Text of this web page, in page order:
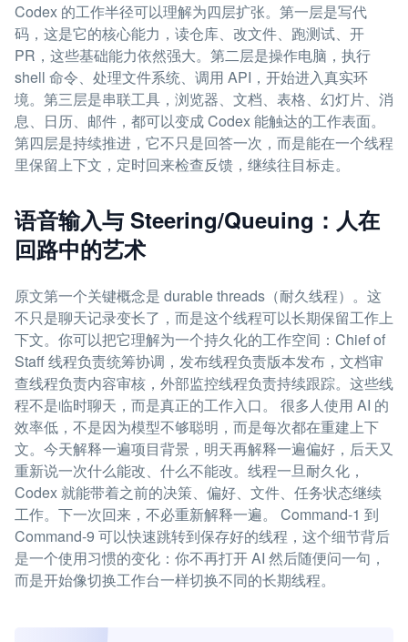
Codex 的工作半径可以理解为四层扩张。第一层是写代
码，这是它的核心能力，读仓库、改文件、跑测试、开
PR，这些基础能力依然强大。第二层是操作电脑，执行
shell 命令、处理文件系统、调用 API，开始进入真实环
境。第三层是串联工具，浏览器、文档、表格、幻灯片、消
息、日历、邮件，都可以变成 Codex 能触达的工作表面。
第四层是持续推进，它不只是回答一次，而是能在一个线程
里保留上下文，定时回来检查反馈，继续往目标走。
语音输入与 Steering/Queuing：人在
回路中的艺术
原文第一个关键概念是 durable threads（耐久线程）。这
不只是聊天记录变长了，而是这个线程可以长期保留工作上
下文。你可以把它理解为一个持久化的工作空间：Chief of
Staff 线程负责统筹协调，发布线程负责版本发布，文档审
查线程负责内容审核，外部监控线程负责持续跟踪。这些线
程不是临时聊天，而是真正的工作入口。 很多人使用 AI 的
效率低，不是因为模型不够聪明，而是每次都在重建上下
文。今天解释一遍项目背景，明天再解释一遍偏好，后天又
重新说一次什么能改、什么不能改。线程一旦耐久化，
Codex 就能带着之前的决策、偏好、文件、任务状态继续
工作。下一次回来，不必重新解释一遍。 Command-1 到
Command-9 可以快速跳转到保存好的线程，这个细节背后
是一个使用习惯的变化：你不再打开 AI 然后随便问一句，
而是开始像切换工作台一样切换不同的长期线程。